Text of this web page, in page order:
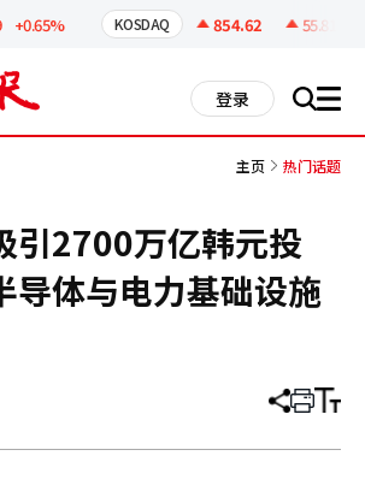
+0.65% KOSDAQ 854.62 55.81
登录 搜 all
主页 热门话题
引2700万亿韩元投
导体与电力基础设施
分
章
打 调
小